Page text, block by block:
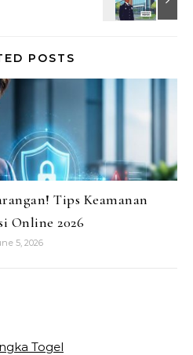
POSTS
Tips Keamanan
Online 2026
5, 2026
Togel